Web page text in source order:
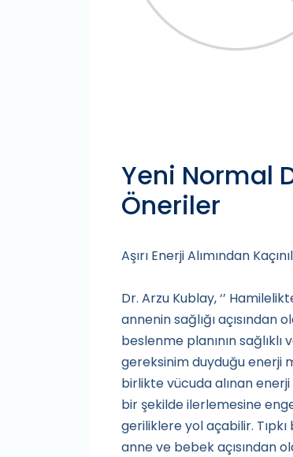
Yeni Normal
Öneriler
Aşırı Enerji Alımından
Dr. Arzu Kublay, ‘’
annenin sağlığı
beslenme planının sağlıklı
gereksinim duyduğu enerji
birlikte vücuda alınan enerji
bir şekilde ilerlemesine
geriliklere yol açabilir.
anne ve bebek açısından